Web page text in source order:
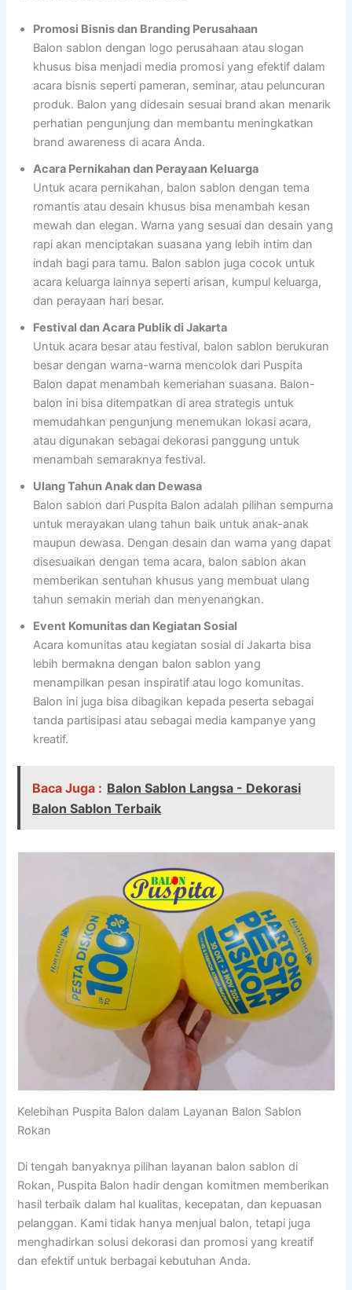
Promosi Bisnis dan Branding Perusahaan
Balon sablon dengan logo perusahaan atau slogan
khusus bisa menjadi media promosi yang efektif dalam
acara bisnis seperti pameran, seminar, atau peluncuran
produk. Balon yang didesain sesuai brand akan menarik
perhatian pengunjung dan membantu meningkatkan
brand awareness di acara Anda.
Acara Pernikahan dan Perayaan Keluarga
Untuk acara pernikahan, balon sablon dengan tema
romantis atau desain khusus bisa menambah kesan
mewah dan elegan. Warna yang sesuai dan desain yang
rapi akan menciptakan suasana yang lebih intim dan
indah bagi para tamu. Balon sablon juga cocok untuk
acara keluarga lainnya seperti arisan, kumpul keluarga,
dan perayaan hari besar.
Festival dan Acara Publik di Jakarta
Untuk acara besar atau festival, balon sablon berukuran
besar dengan warna-warna mencolok dari Puspita
Balon dapat menambah kemeriahan suasana. Balon-
balon ini bisa ditempatkan di area strategis untuk
memudahkan pengunjung menemukan lokasi acara,
atau digunakan sebagai dekorasi panggung untuk
menambah semaraknya festival.
Ulang Tahun Anak dan Dewasa
Balon sablon dari Puspita Balon adalah pilihan sempurna
untuk merayakan ulang tahun baik untuk anak-anak
maupun dewasa. Dengan desain dan warna yang dapat
disesuaikan dengan tema acara, balon sablon akan
memberikan sentuhan khusus yang membuat ulang
tahun semakin meriah dan menyenangkan.
Event Komunitas dan Kegiatan Sosial
Acara komunitas atau kegiatan sosial di Jakarta bisa
lebih bermakna dengan balon sablon yang
menampilkan pesan inspiratif atau logo komunitas.
Balon ini juga bisa dibagikan kepada peserta sebagai
tanda partisipasi atau sebagai media kampanye yang
kreatif.
Baca Juga : Balon Sablon Langsa - Dekorasi
Balon Sablon Terbaik
Kelebihan Puspita Balon dalam Layanan Balon Sablon
Rokan
Di tengah banyaknya pilihan layanan balon sablon di
Rokan, Puspita Balon hadir dengan komitmen memberikan
hasil terbaik dalam hal kualitas, kecepatan, dan kepuasan
pelanggan. Kami tidak hanya menjual balon, tetapi juga
menghadirkan solusi dekorasi dan promosi yang kreatif
dan efektif untuk berbagai kebutuhan Anda.